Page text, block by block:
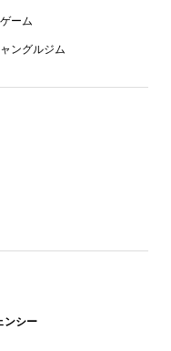
ーム
ングルジム
ンシー